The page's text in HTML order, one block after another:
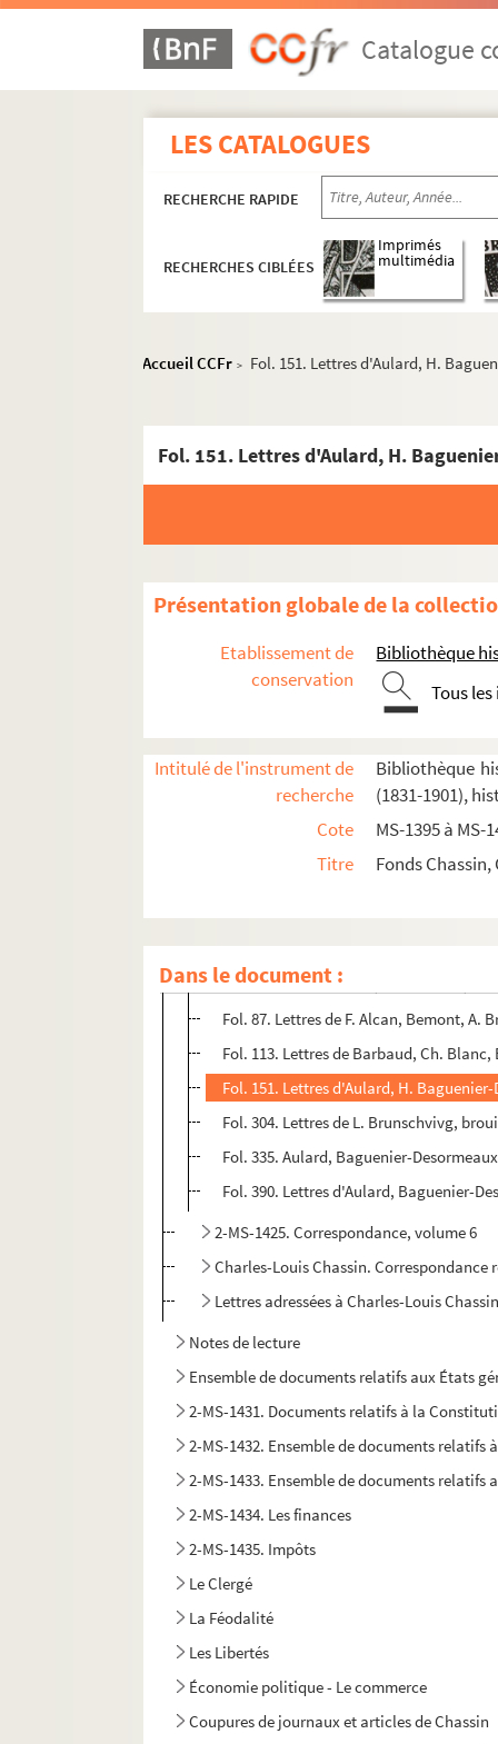
Catalogue
LES CATALOGUES
RECHERCHE RAPIDE
RECHERCHES CIBLÉES
Imprimés
multimédia
Accueil CCFr > Fol. 151. Lettres d'Aulard, H.
Présentation globale de la
Etablissement de
conservation
Bibliothèque
Tous
Intitulé de l'instrument de
recherche
Bibliothèque
(1831-1901),
Cote
MS-1395 à MS-
Titre
Fonds
Dans le document :
Revues
2-MS-1413. Activités diverses de Chassin,
2-MS-1417. Jean-Baptiste-Adolphe Charras
Correspondance
8-MS-6473. Charles-Louis Chassin.
2-MS-1418. Correspondance d'Edgar
2-MS-1419. Correspondance de Jean
2-MS-1420. Correspondance au cours
2-MS-1421. Correspondance au cours
2-MS-1422. Correspondance, volume 3
2-MS-1424. Correspondance, volume 5
Fol. 1. Lettres d'Aulard, C. Barteneff,
Fol. 87. Lettres de F. Alcan, Bemont, A.
Fol. 113. Lettres de Barbaud, Ch.
Fol. 151. Lettres d'Aulard, H.
Fol. 304. Lettres de L. Brunschvivg,
Fol. 335. Aulard, Baguenier-
Fol. 390. Lettres d'Aulard, Baguenier-
2-MS-1425. Correspondance, volume 6
Charles-Louis Chassin.
Lettres adressées à Charles-Louis
Notes de lecture
Ensemble de documents relatifs aux États
2-MS-1431. Documents relatifs à la
2-MS-1432. Ensemble de documents
2-MS-1433. Ensemble de documents
2-MS-1434. Les finances
2-MS-1435. Impôts
Le Clergé
La Féodalité
Les Libertés
Économie politique - Le commerce
Coupures de journaux et articles de Chassin